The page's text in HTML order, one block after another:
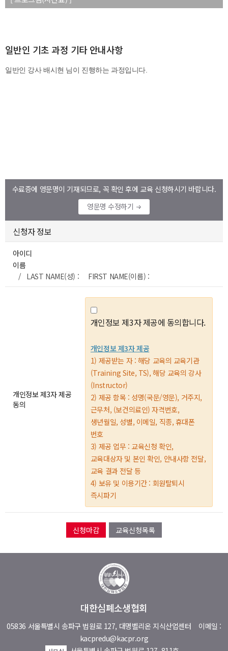
일반인 기초 과정 기타 안내사항
수료증에 영문명이 기재되므로, 꼭 확인 후에 교육 신청하시기 바랍니다.
영문명 수정하기
신청자 정보
아이디
이름
/ LAST NAME(성) : FIRST NAME(이름) :
개인정보 제3자 제공
동의
개인정보 제3자 제공에 동의합니다.
개인정보 제3자 제공
1) 제공받는 자 : 해당 교육의 교육기관
(Training Site, TS), 해당 교육의 강사
(Instructor)
2) 제공 항목 : 성명(국문/영문), 거주지,
근무처, (보건의료인) 자격번호,
생년월일, 성별, 이메일, 직종, 휴대폰
번호
3) 제공 업무 : 교육신청 확인,
교육대상자 및 본인 확인, 안내사항 전달,
교육 결과 전달 등
4) 보유 및 이용기간 : 회원탈퇴시
즉시파기
교육신청목록
대한심폐소생협회
05836 서울특별시 송파구 법원로 127, 대명벨리온 지식산업센터 이메일 :
kacpredu@kacpr.org